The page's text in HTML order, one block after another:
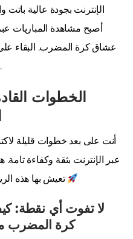
الإنترنت بجودة عالية باتت
أصبح مشاهدة المباريات
عشاق كرة المضرب. البقاء على
للاستمتاع بتجربة غامرة، أينما كنت.
الخطوات
أنت على بعد خطوات قليلة
عبر الإنترنت بثقة وكفاءة
تعيش بها هذه الرياضة وألا تفوت أي بطولة بعد الآن؟
لا تفوت أي نقطة:
كرة المضرب